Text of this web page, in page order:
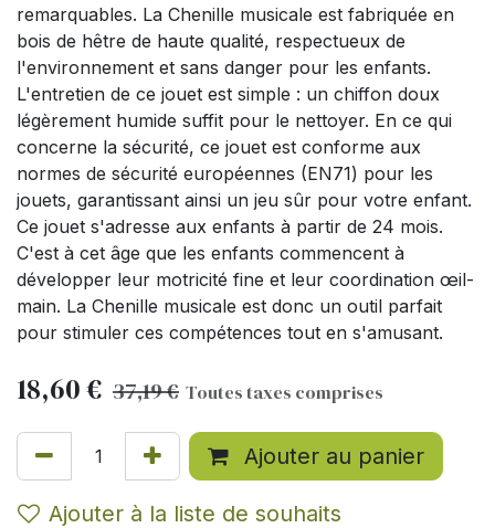
remarquables. La Chenille musicale est fabriquée en
bois de hêtre de haute qualité, respectueux de
l'environnement et sans danger pour les enfants.
L'entretien de ce jouet est simple : un chiffon doux
légèrement humide suffit pour le nettoyer. En ce qui
concerne la sécurité, ce jouet est conforme aux
normes de sécurité européennes (EN71) pour les
jouets, garantissant ainsi un jeu sûr pour votre enfant.
Ce jouet s'adresse aux enfants à partir de 24 mois.
C'est à cet âge que les enfants commencent à
développer leur motricité fine et leur coordination œil-
main. La Chenille musicale est donc un outil parfait
pour stimuler ces compétences tout en s'amusant.
18,60€ 37,19€ Toutes taxes comprises
Ajouter au panier
Ajouter à la liste de souhaits